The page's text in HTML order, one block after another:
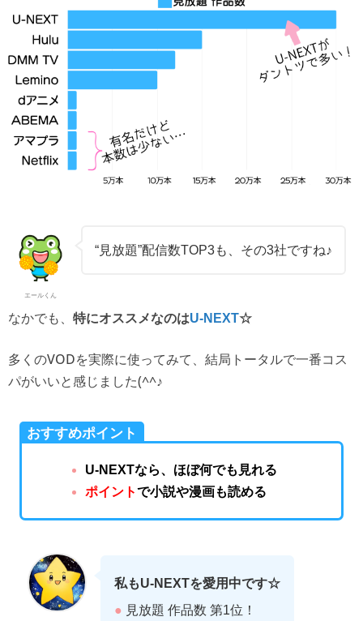
エールくん
“見放題”配信数TOP3も、その3社ですね♪
なかでも、 特にオススメなのはU-NEXT☆
多くのVODを実際に使ってみて、結局トータルで一番コス
パがいいと感じました(^^♪
おすすめポイント
U-NEXTなら、ほぼ何でも見れる
ポイントで小説や漫画も読める
私もU-NEXTを愛用中です☆
● 見放題 作品数 第1位！